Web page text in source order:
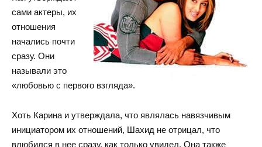
сами актеры, их
отношения
начались почти
сразу. Они
называли это
«любовью с первого взгляда».
Хоть Карина и утверждала, что являлась навязчивым
инициатором их отношений, Шахид не отрицал, что
влюбился в нее сразу, как только увидел. Она также